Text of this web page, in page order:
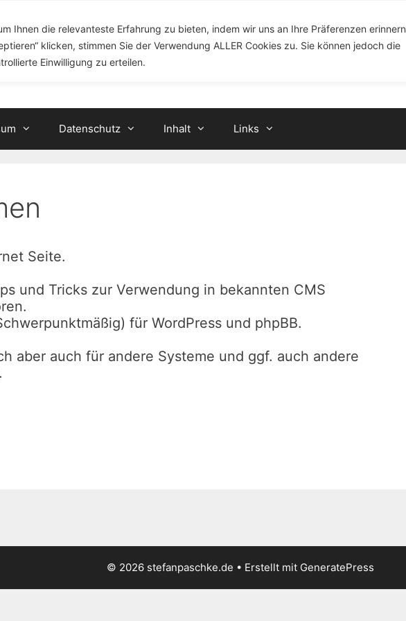
Ihnen die relevanteste Erfahrung zu bieten, indem wir uns an Ihre Präferenzen
klicken, stimmen Sie der Verwendung ALLER Cookies zu. Sie können jedoch die
Einwilligung zu erteilen.
Datenschutz Inhalt Links
Seite.
und Tricks zur Verwendung in bekannten CMS
für WordPress und phpBB.
aber auch für andere Systeme und ggf. auch andere
© 2026 stefanpaschke.de • Erstellt mit GeneratePress